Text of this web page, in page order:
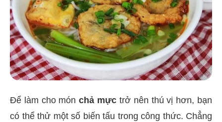
Để làm cho mónchả mực trở nên thú vị hơn, bạn
có thể thử một số biến tấu trong công thức. Chẳng